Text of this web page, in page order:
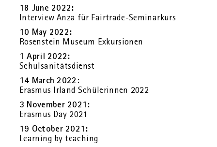
18 June 2022:
In­ter­view Anza für Fair­tra­de-Se­mi­nar­kurs
10 May 2022:
Ro­sen­stein Mu­se­um Ex­kur­sio­nen
1 April 2022:
Schul­sa­ni­täts­dienst
14 March 2022:
Eras­mus Ir­land Schü­le­rin­nen 2022
3 No­vem­ber 2021:
Eras­mus Day 2021
19 Oc­to­ber 2021:
Lear­ning by tea­ching